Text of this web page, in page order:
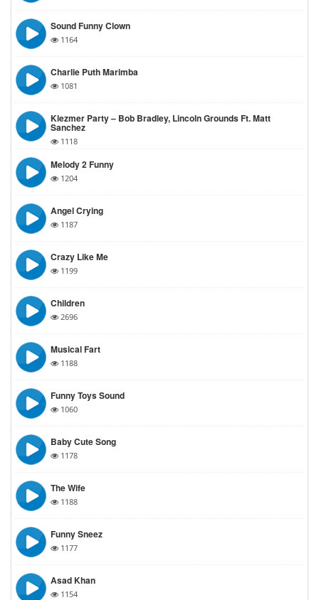
Sound Funny Clown
1164
Charlie Puth Marimba
1081
Klezmer Party – Bob Bradley, Lincoln Grounds Ft. Matt
Sanchez
1118
Melody 2 Funny
1204
Angel Crying
1187
Crazy Like Me
1199
Children
2696
Musical Fart
1188
Funny Toys Sound
1060
Baby Cute Song
1178
The Wife
1188
Funny Sneez
1177
Asad Khan
1154